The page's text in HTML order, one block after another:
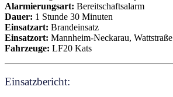
Alarmierungsart: Bereitschaftsalarm
Dauer: 1 Stunde 30 Minuten
Einsatzart: Brandeinsatz
Einsatzort: Mannheim-Neckarau, Wattstraße
Fahrzeuge: LF20 Kats
Einsatzbericht: